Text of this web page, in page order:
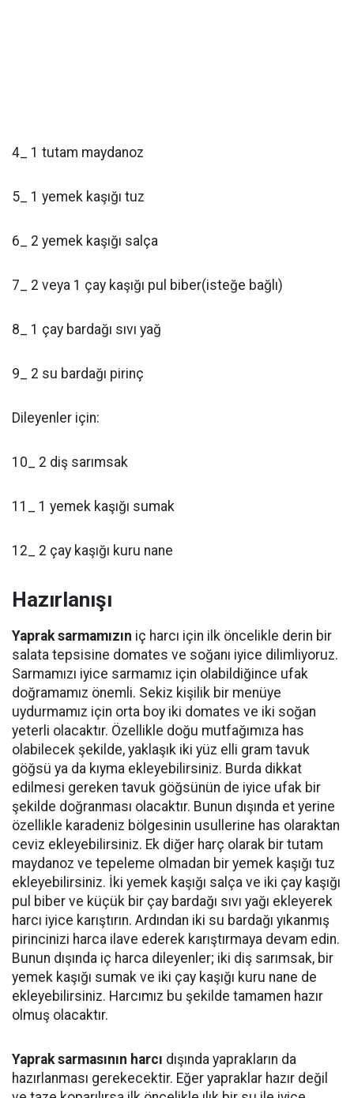
4_ 1 tutam maydanoz
5_ 1 yemek kaşığı tuz
6_ 2 yemek kaşığı salça
7_ 2 veya 1 çay kaşığı pul biber(isteğe bağlı)
8_ 1 çay bardağı sıvı yağ
9_ 2 su bardağı pirinç
Dileyenler için:
10_ 2 diş sarımsak
11_ 1 yemek kaşığı sumak
12_ 2 çay kaşığı kuru nane
Hazırlanışı
Yaprak sarmamızın iç harcı için ilk öncelikle derin bir
salata tepsisine domates ve soğanı iyice dilimliyoruz.
Sarmamızı iyice sarmamız için olabildiğince ufak
doğramamız önemli. Sekiz kişilik bir menüye
uydurmamız için orta boy iki domates ve iki soğan
yeterli olacaktır. Özellikle doğu mutfağımıza has
olabilecek şekilde, yaklaşık iki yüz elli gram tavuk
göğsü ya da kıyma ekleyebilirsiniz. Burda dikkat
edilmesi gereken tavuk göğsünün de iyice ufak bir
şekilde doğranması olacaktır. Bunun dışında et yerine
özellikle karadeniz bölgesinin usullerine has olaraktan
ceviz ekleyebilirsiniz. Ek diğer harç olarak bir tutam
maydanoz ve tepeleme olmadan bir yemek kaşığı tuz
ekleyebilirsiniz. İki yemek kaşığı salça ve iki çay kaşığı
pul biber ve küçük bir çay bardağı sıvı yağı ekleyerek
harcı iyice karıştırın. Ardından iki su bardağı yıkanmış
pirincinizi harca ilave ederek karıştırmaya devam edin.
Bunun dışında iç harca dileyenler; iki diş sarımsak, bir
yemek kaşığı sumak ve iki çay kaşığı kuru nane de
ekleyebilirsiniz. Harcımız bu şekilde tamamen hazır
olmuş olacaktır.
Yaprak sarmasının harcı dışında yaprakların da
hazırlanması gerekecektir. Eğer yapraklar hazır değil